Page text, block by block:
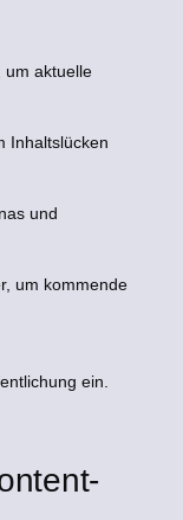
um aktuelle
Inhaltslücken
und
um kommende
ein.